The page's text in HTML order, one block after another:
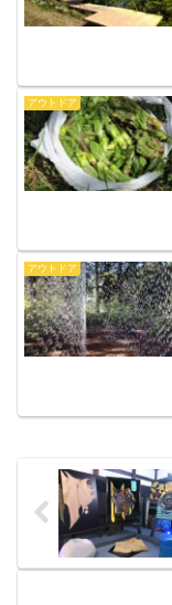
アウトドア
アウトドア